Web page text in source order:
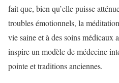
fait que, bien qu’elle puisse
troubles émotionnels, la
vie saine et à des soins médicaux
inspire un modèle de médecine
pointe et traditions anciennes.